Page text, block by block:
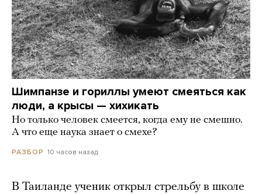
Шимпанзе и гориллы умеют смеяться как
люди, а крысы — хихикать
Но только человек смеется, когда ему не смешно.
А что еще наука знает о смехе?
РАЗБОР 10 часов назад
В Таиланде ученик открыл стрельбу в школе